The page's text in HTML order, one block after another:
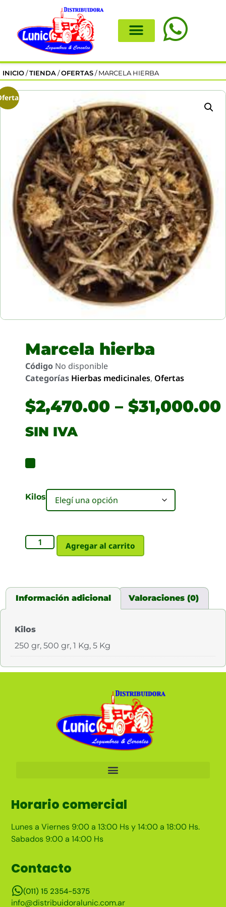
INICIO /TIENDA /OFERTAS / MARCELA HIERBA
Marcela hierba
Código No disponible
Categorías Hierbas medicinales, Ofertas
$2,470.00 – $31,000.00
SIN IVA
Kilos
Agregar al carrito
Información adicional Valoraciones (0)
Kilos
250 gr, 500 gr, 1 Kg, 5 Kg
Horario comercial
Lunes a Viernes 9:00 a 13:00 Hs y 14:00 a 18:00 Hs.
Sabados 9:00 a 14:00 Hs
Contacto
(011) 15 2354-5375
info@distribuidoralunic.com.ar